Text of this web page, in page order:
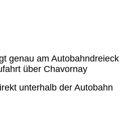
genau am Autobahndreieck
über Chavornay
unterhalb der Autobahn